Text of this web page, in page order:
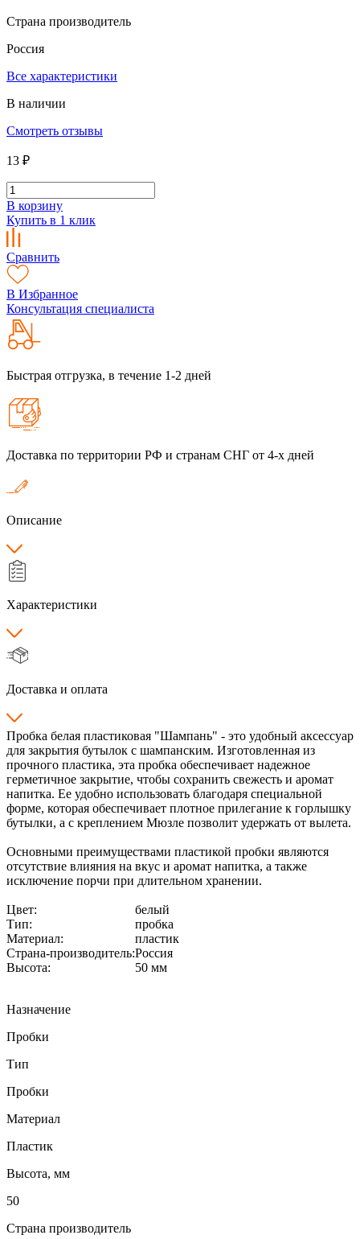
Страна производитель
Россия
Все характеристики
В наличии
Смотреть отзывы
13 ₽
В корзину
Купить в 1 клик
Сравнить
В Избранное
Консультация специалиста
Быстрая отгрузка, в течение 1-2 дней
Доставка по территории РФ и странам СНГ от 4-х дней
Описание
Характеристики
Доставка и оплата
Пробка белая пластиковая "Шампань" - это удобный аксессуар
для закрытия бутылок с шампанским. Изготовленная из
прочного пластика, эта пробка обеспечивает надежное
герметичное закрытие, чтобы сохранить свежесть и аромат
напитка. Ее удобно использовать благодаря специальной
форме, которая обеспечивает плотное прилегание к горлышку
бутылки, а с креплением Мюзле позволит удержать от вылета.
Основными преимуществами пластикой пробки являются
отсутствие влияния на вкус и аромат напитка, а также
исключение порчи при длительном хранении.
Цвет:
белый
Тип:
пробка
Материал:
пластик
Страна-производитель:Россия
Высота:
50 мм
Назначение
Пробки
Тип
Пробки
Материал
Пластик
Высота, мм
50
Страна производитель